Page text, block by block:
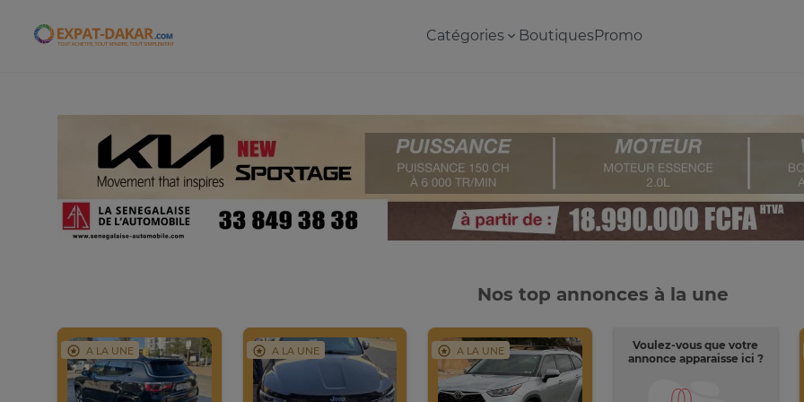
Expat-Dakar Catégories BoutiquesPromo
Nos top annonces à la une
A LA UNE A LA UNE A LA UNE
Voulez-vous que votre
annonce apparaisse ici ?